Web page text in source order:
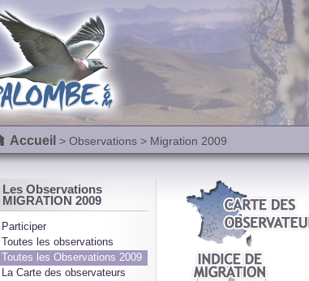
Accueil > Observations> Migration 2009
Les Observations
MIGRATION 2009
Participer
Toutes les observations
Toutes les Observations 2009
La Carte des observateurs